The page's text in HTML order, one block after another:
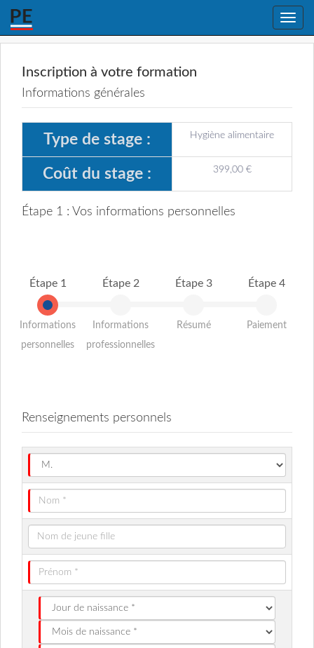
Toggle
Inscription à votre formation
Informations générales
Type de stage : Hygiène alimentaire
Coût du stage : 399,00 €
Étape 1 : Vos informations personnelles
Étape 1
Informations
personnelles
Étape 2
Informations
professionnelles
Étape 3
Résumé
Étape 4
Paiement
Renseignements personnels